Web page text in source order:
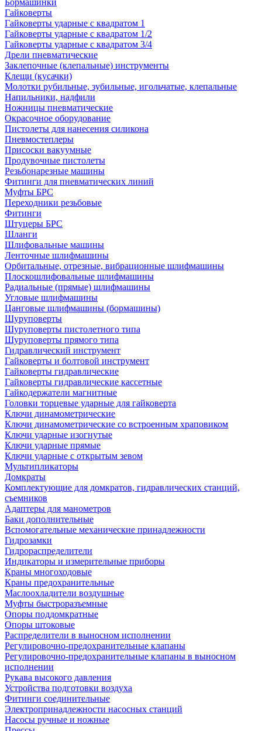
Бормашинки
Гайковерты
Гайковерты ударные с квадратом 1
Гайковерты ударные с квадратом 1/2
Гайковерты ударные с квадратом 3/4
Дрели пневматические
Заклепочные (клепальные) инструменты
Клещи (кусачки)
Молотки рубильные, зубильные, игольчатые, клепальные
Напильники, надфили
Ножницы пневматические
Окрасочное оборудование
Пистолеты для нанесения силикона
Пневмостеплеры
Присоски вакуумные
Продувочные пистолеты
Резьбонарезные машины
Фитинги для пневматических линий
Муфты БРС
Переходники резьбовые
Фитинги
Штуцеры БРС
Шланги
Шлифовальные машины
Ленточные шлифмашины
Орбитальные, отрезные, вибрационные шлифмашины
Плоскошлифовальные шлифмашины
Радиальные (прямые) шлифмашины
Угловые шлифмашины
Цанговые шлифмашины (бормашины)
Шуруповерты
Шуруповерты пистолетного типа
Шуруповерты прямого типа
Гидравлический инструмент
Гайковерты и болтовой инструмент
Гайковерты гидравлические
Гайковерты гидравлические кассетные
Гайкодержатели магнитные
Головки торцевые ударные для гайковерта
Ключи динамометрические
Ключи динамометрические со встроенным храповиком
Ключи ударные изогнутые
Ключи ударные прямые
Ключи ударные с открытым зевом
Мультипликаторы
Домкраты
Комплектующие для домкратов, гидравлических станций,
съемников
Адаптеры для манометров
Баки дополнительные
Вспомогательные механические принадлежности
Гидрозамки
Гидрораспределители
Индикаторы и измерительные приборы
Краны многоходовые
Краны предохранительные
Маслоохладители воздушные
Муфты быстроразъемные
Опоры поддомкратные
Опоры штоковые
Распределители в выносном исполнении
Регулировочно-предохранительные клапаны
Регулировочно-предохранительные клапаны в выносном
исполнении
Рукава высокого давления
Устройства подготовки воздуха
Фитинги соединительные
Электропринадлежности насосных станций
Насосы ручные и ножные